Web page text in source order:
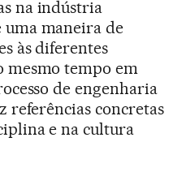
na indústria
uma maneira de
às diferentes
mesmo tempo em
de engenharia
referências concretas
e na cultura